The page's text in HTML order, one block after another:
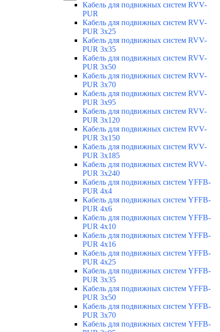
Кабель для подвижных систем RVV-
PUR
Кабель для подвижных систем RVV-
PUR 3x25
Кабель для подвижных систем RVV-
PUR 3x35
Кабель для подвижных систем RVV-
PUR 3x50
Кабель для подвижных систем RVV-
PUR 3x70
Кабель для подвижных систем RVV-
PUR 3x95
Кабель для подвижных систем RVV-
PUR 3x120
Кабель для подвижных систем RVV-
PUR 3x150
Кабель для подвижных систем RVV-
PUR 3x185
Кабель для подвижных систем RVV-
PUR 3x240
Кабель для подвижных систем YFFB-
PUR 4x4
Кабель для подвижных систем YFFB-
PUR 4x6
Кабель для подвижных систем YFFB-
PUR 4x10
Кабель для подвижных систем YFFB-
PUR 4x16
Кабель для подвижных систем YFFB-
PUR 4x25
Кабель для подвижных систем YFFB-
PUR 3x35
Кабель для подвижных систем YFFB-
PUR 3x50
Кабель для подвижных систем YFFB-
PUR 3x70
Кабель для подвижных систем YFFB-